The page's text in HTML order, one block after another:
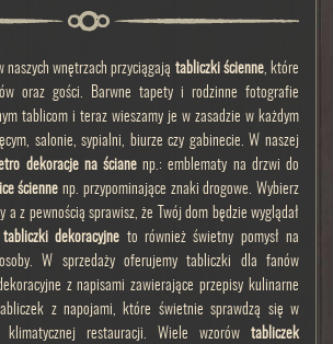
naszych wnętrzach przyciągają tabliczki ścienne, które
oraz gości. Barwne tapety i rodzinne fotografie
tablicom i teraz wieszamy je w zasadzie w każdym
salonie, sypialni, biurze czy gabinecie. W naszej
dekoracje na ściane np.: emblematy na drzwi do
ścienne np. przypominające znaki drogowe. Wybierz
a z pewnością sprawisz, że Twój dom będzie wyglądał
dekoracyjne to również świetny pomysł na
W sprzedaży oferujemy tabliczki dla fanów
z napisami zawierające przepisy kulinarne
z napojami, które świetnie sprawdzą się w
restauracji. Wiele wzorów tabliczek